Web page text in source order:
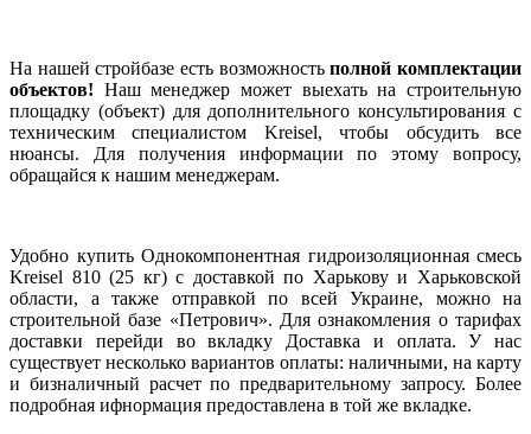
На нашей стройбазе есть возможностьполной комплектации
объектов! Наш менеджер может выехать на строительную
площадку (объект) для дополнительного консультирования с
техническим специалистом Kreisel, чтобы обсудить все
нюансы. Для получения информации по этому вопросу,
обращайся к нашим менеджерам.
Удобно купить Однокомпонентная гидроизоляционная смесь
Kreisel 810 (25 кг) с доставкой по Харькову и Харьковской
области, а также отправкой по всей Украине, можно на
строительной базе «Петрович». Для ознакомления о тарифах
доставки перейди во вкладку Доставка и оплата. У нас
существует несколько вариантов оплаты: наличными, на карту
и бизналичный расчет по предварительному запросу. Более
подробная ифнормация предоставлена в той же вкладке.